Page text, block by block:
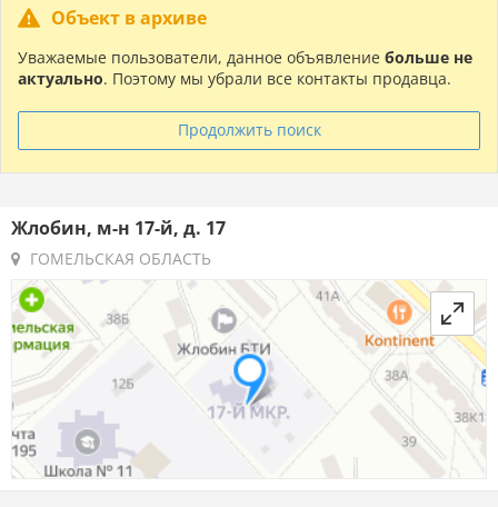
Объект в архиве
Уважаемые пользователи, данное объявление больше не
актуально. Поэтому мы убрали все контакты продавца.
Продолжить поиск
Жлобин, м-н 17-й, д. 17
ГОМЕЛЬСКАЯ ОБЛАСТЬ